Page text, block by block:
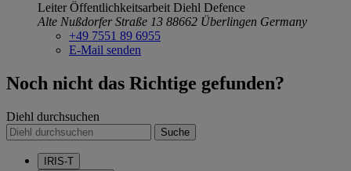
Leiter Öffentlichkeitsarbeit Diehl Defence
Alte Nußdorfer Straße 13 88662 Überlingen Germany
+49 7551 89 6955
E-Mail senden
Noch nicht das Richtige gefunden?
Diehl durchsuchen
Suche
IRIS-T